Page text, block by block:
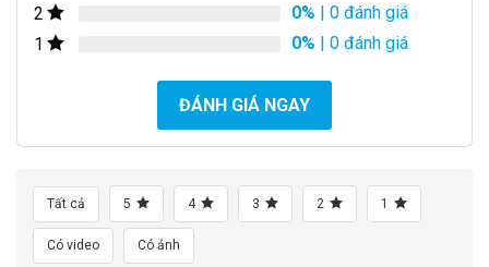
2
0% | 0 đánh giá
1
0% | 0 đánh giá
ĐÁNH GIÁ NGAY
Tất cả 5 4 3 2 1
Có video Có ảnh